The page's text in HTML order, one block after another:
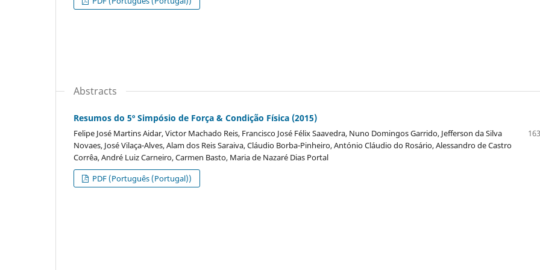
Abstracts
Resumos do 5º Simpósio de Força & Condição Física (2015)
Felipe José Martins Aidar, Victor Machado Reis, Francisco José Félix Saavedra, Nuno Domingos Garrido, Jefferson da Silva
Novaes, José Vilaça-Alves, Alam dos Reis Saraiva, Cláudio Borba-Pinheiro, António Cláudio do Rosário, Alessandro de Castro
Corrêa, André Luiz Carneiro, Carmen Basto, Maria de Nazaré Dias Portal
PDF (Português (Portugal))